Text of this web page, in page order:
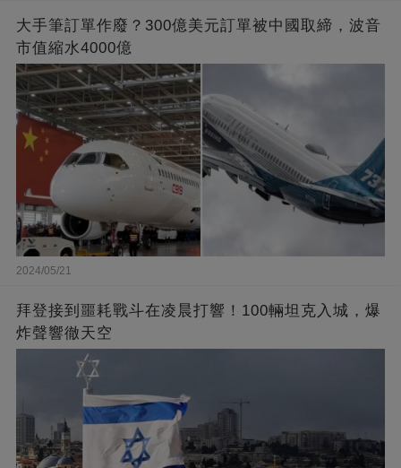
大手筆訂單作廢？300億美元訂單被中國取締，波音
市值縮水4000億
2024/05/21
拜登接到噩耗戰斗在凌晨打響！100輛坦克入城，爆
炸聲響徹天空